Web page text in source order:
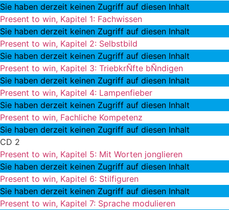
Sie haben derzeit keinen Zugriff auf diesen Inhalt
Present to win, Kapitel 1: Fachwissen
Sie haben derzeit keinen Zugriff auf diesen Inhalt
Present to win, Kapitel 2: Selbstbild
Sie haben derzeit keinen Zugriff auf diesen Inhalt
Present to win, Kapitel 3: TriebkrÑfte bÑndigen
Sie haben derzeit keinen Zugriff auf diesen Inhalt
Present to win, Kapitel 4: Lampenfieber
Sie haben derzeit keinen Zugriff auf diesen Inhalt
Present to win, Fachliche Kompetenz
Sie haben derzeit keinen Zugriff auf diesen Inhalt
CD 2
Present to win, Kapitel 5: Mit Worten jonglieren
Sie haben derzeit keinen Zugriff auf diesen Inhalt
Present to win, Kapitel 6: Stilfiguren
Sie haben derzeit keinen Zugriff auf diesen Inhalt
Present to win, Kapitel 7: Sprache modulieren